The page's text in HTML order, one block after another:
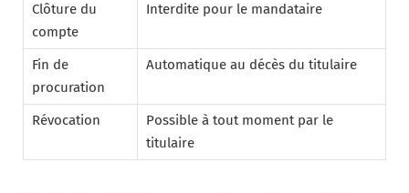
Clôture du
compte
Interdite pour le mandataire
Fin de
procuration
Automatique au décès du titulaire
Révocation
Possible à tout moment par le
titulaire